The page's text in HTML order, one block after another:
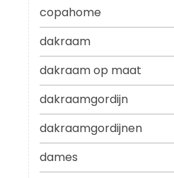
copahome
dakraam
dakraam op maat
dakraamgordijn
dakraamgordijnen
dames